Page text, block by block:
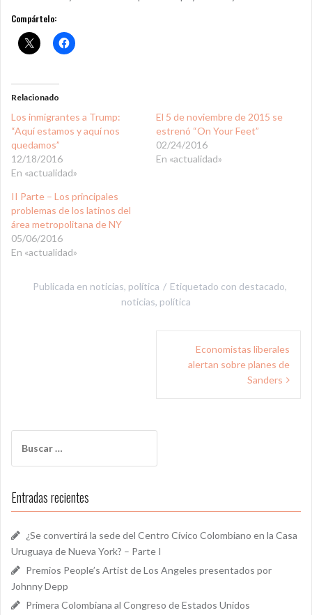
Compártelo:
Relacionado
Los inmigrantes a Trump:
“Aquí estamos y aquí nos
quedamos”
12/18/2016
En «actualidad»
El 5 de noviembre de 2015 se
estrenó “On Your Feet”
02/24/2016
En «actualidad»
II Parte – Los principales
problemas de los latinos del
área metropolitana de NY
05/06/2016
En «actualidad»
Publicada en noticias, política Etiquetado con destacado,
noticias, política
Economistas liberales
alertan sobre planes de
Sanders
Entradas recientes
¿Se convertirá la sede del Centro Cívico Colombiano en la Casa
Uruguaya de Nueva York? – Parte I
Premios People’s Artist de Los Angeles presentados por
Johnny Depp
Primera Colombiana al Congreso de Estados Unidos